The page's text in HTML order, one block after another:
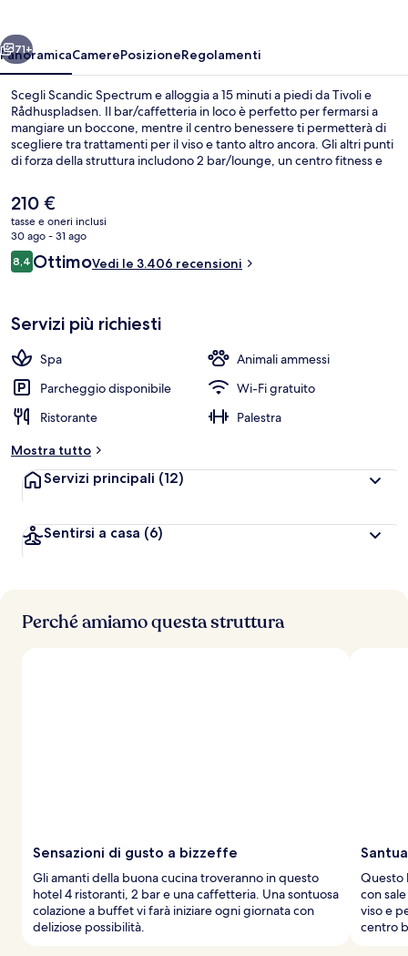
Avanti
71+
PanoramicaCamerePosizioneRegolamenti
Scegli Scandic Spectrum e alloggia a 15 minuti a piedi da Tivoli e
Rådhuspladsen. Il bar/caffetteria in loco è perfetto per fermarsi a
mangiare un boccone, mentre il centro benessere ti permetterà di
scegliere tra trattamenti per il viso e tanto altro ancora. Gli altri punti
di forza della struttura includono 2 bar/lounge, un centro fitness e
attrazioni nei dintorni e per i mezzi pubblici: Stazione metro di
Rådhuspladsen si trova a 14 min a piedi e Stazione di Vesterport a 15
min.
Il
prezzo
attuale
è
210 €
210 €
tasse e oneri inclusi
30 ago - 31 ago
Recensioni
8,48,4 su 10
OttimoVedi le 3.406 recensioni
Servizi più richiesti
Spa
Animali ammessi
Parcheggio disponibile
Wi-Fi gratuito
Ristorante
Palestra
Mostra tutto
Servizi principali (12)
Sentirsi a casa (6)
Perché amiamo questa struttura
Sensazioni di gusto a bizzeffe
Gli amanti della buona cucina troveranno in questo
hotel 4 ristoranti, 2 bar e una caffetteria. Una sontuosa
colazione a buffet vi farà iniziare ogni giornata con
deliziose possibilità.
Questo
con
viso e
centro